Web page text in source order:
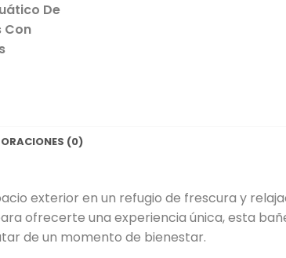
De
Con
(0)
exterior en un refugio de frescura y
ofrecerte una experiencia única, esta
de un momento de bienestar.